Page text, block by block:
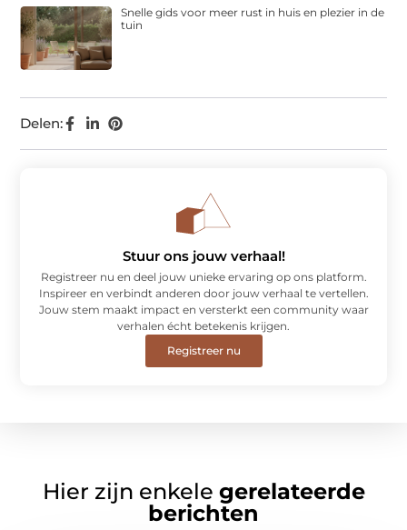
Delen:
Snelle gids voor meer rust in huis en plezier in de
tuin
Stuur ons jouw verhaal!
Registreer nu en deel jouw unieke ervaring op ons platform.
Inspireer en verbindt anderen door jouw verhaal te vertellen.
Jouw stem maakt impact en versterkt een community waar
verhalen écht betekenis krijgen.
Registreer nu
Hier zijn enkele gerelateerde
berichten